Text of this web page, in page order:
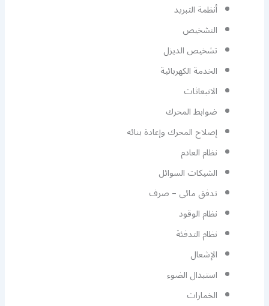
أنظمة التبريد
التشخيص
تشخيص الديزل
الخدمة الكهربائية
الانبعاثات
ضوابط المحرك
إصلاح المحرك وإعادة بنائه
نظام العادم
الشيكات السوائل
تدفق مائى – صرف
نظام الوقود
نظام التدفئة
الإشعال
استبدال الضوء
الخمارات